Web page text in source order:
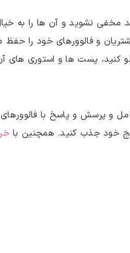
نشوید و آن‌ ها را به
و فالوورهای خود را
کنید، پست‌ ها و استوری ‌های
و پرسش و پاسخ با
خود جذب کنید. همچنین با